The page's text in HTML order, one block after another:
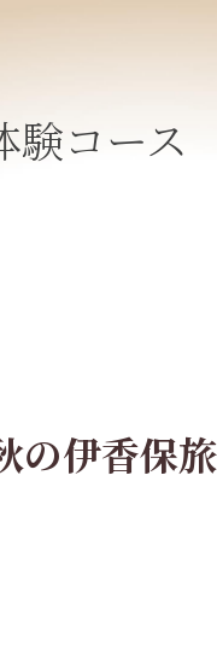
験コース
の伊香保